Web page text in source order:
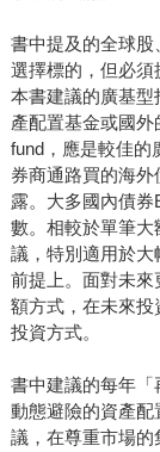
書中提及的全球
選擇標的，但必須
本書建議的廣基
產配置基金或國外
fund，應是較佳的
券商通路買的海
露。大多國內債
數。相較於單筆
議，特別適用於
前提上。面對未
額方式，在未來
投資方式。
書中建議的每年
動態避險的資產
議，在尊重市場